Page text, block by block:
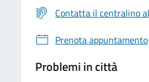
Contatta il centralino
Prenota appuntamento
Problemi in città